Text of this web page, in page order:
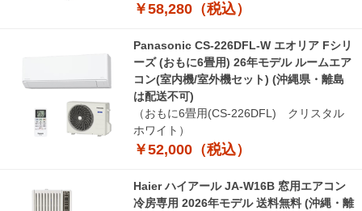
￥58,280（税込）
Panasonic CS-226DFL-W エオリア Fシリ
ーズ (おもに6畳用) 26年モデル ルームエア
コン(室内機/室外機セット) (沖縄県・離島
は配送不可)
（おもに6畳用(CS-226DFL) クリスタル
ホワイト）
￥52,000（税込）
Haier ハイアール JA-W16B 窓用エアコン
冷房専用 2026年モデル 送料無料 (沖縄・離